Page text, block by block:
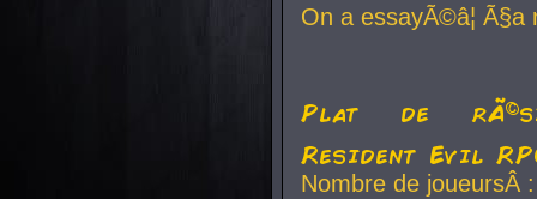
On a essayÃ©â¦
Plat de
Resident Evil
Nombre de